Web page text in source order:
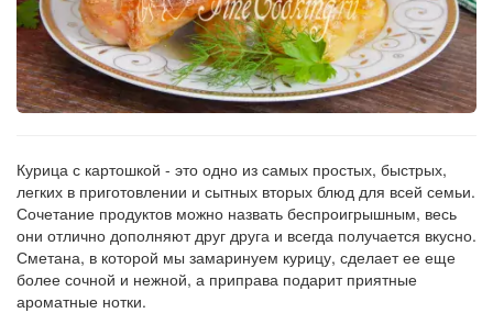
заказу
Курица с картошкой - это одно из самых простых, быстрых,
легких в приготовлении и сытных вторых блюд для всей семьи.
Сочетание продуктов можно назвать беспроигрышным, весь
они отлично дополняют друг друга и всегда получается вкусно.
Сметана, в которой мы замаринуем курицу, сделает ее еще
более сочной и нежной, а приправа подарит приятные
ароматные нотки.